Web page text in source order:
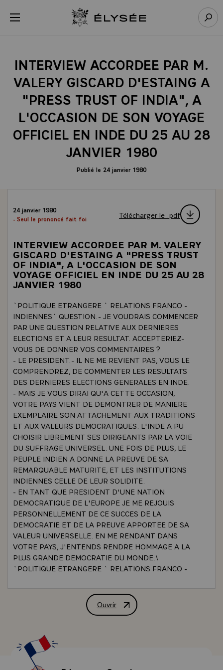
menu Retour à l’accueil Élysée
INTERVIEW ACCORDEE PAR M.
VALERY GISCARD D'ESTAING A
"PRESS TRUST OF INDIA", A
L'OCCASION DE SON VOYAGE
OFFICIEL EN INDE DU 25 AU 28
JANVIER 1980
Publié le 24 janvier 1980
24 janvier 1980
- Seul le prononcé fait foi
Télécharger le .pdf
INTERVIEW ACCORDEE PAR M. VALERY
GISCARD D'ESTAING A "PRESS TRUST
OF INDIA", A L'OCCASION DE SON
VOYAGE OFFICIEL EN INDE DU 25 AU 28
JANVIER 1980
`POLITIQUE ETRANGERE ` RELATIONS FRANCO -
INDIENNES` QUESTION.- JE VOUDRAIS COMMENCER
PAR UNE QUESTION RELATIVE AUX DERNIERES
ELECTIONS ET A LEUR RESULTAT. ACCEPTERIEZ-
VOUS DE DONNER VOS COMMENTAIRES ?
- LE PRESIDENT.- IL NE ME REVIENT PAS, VOUS LE
COMPRENDREZ, DE COMMENTER LES RESULTATS
DES DERNIERES ELECTIONS GENERALES EN INDE.
- MAIS JE VOUS DIRAI QU'A CETTE OCCASION,
VOTRE PAYS VIENT DE DEMONTRER DE MANIERE
EXEMPLAIRE SON ATTACHEMENT AUX TRADITIONS
ET AUX VALEURS DEMOCRATIQUES. L'INDE A PU
CHOISIR LIBREMENT SES DIRIGEANTS PAR LA VOIE
DU SUFFRAGE UNIVERSEL. UNE FOIS DE PLUS, LE
PEUPLE INDIEN A DONNE LA PREUVE DE SA
REMARQUABLE MATURITE, ET LES INSTITUTIONS
INDIENNES CELLE DE LEUR SOLIDITE.
- EN TANT QUE PRESIDENT D'UNE NATION
DEMOCRATIQUE DE L'EUROPE JE ME REJOUIS
PERSONNELLEMENT DE CE SUCCES DE LA
DEMOCRATIE ET DE LA PREUVE APPORTEE DE SA
VALEUR UNIVERSELLE. EN ME RENDANT DANS
VOTRE PAYS, J'ENTENDS RENDRE HOMMAGE A LA
PLUS GRANDE DEMOCRATIE DU MONDE.\
`POLITIQUE ETRANGERE ` RELATIONS FRANCO -
EFFECTUER UNE VISITE EN INDE. CE N'EST DONC
PAS SIMPLEMENT UN CLICHE DE DECRIRE VOTRE
HISTORIQUE. COMMENT POURRIEZ-VOUS
CARACTERISER LA SIGNIFICATION POLITIQUE DE
VOTRE VOYAGE ?
- LE PRESIDENT.- J'ATTACHE UNE TRES GRANDE
Ouvrir
INTERVIEW ACCORDEE PAR M.
Panneau de gestion des cookies